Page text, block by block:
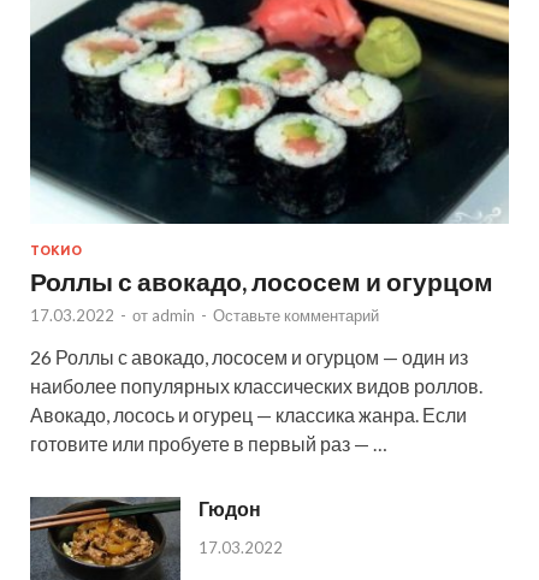
ТОКИО
Роллы с авокадо, лососем и огурцом
17.03.2022 - от admin - Оставьте комментарий
26 Роллы с авокадо, лососем и огурцом — один из
наиболее популярных классических видов роллов.
Авокадо, лосось и огурец — классика жанра. Если
готовите или пробуете в первый раз — …
Гюдон
17.03.2022